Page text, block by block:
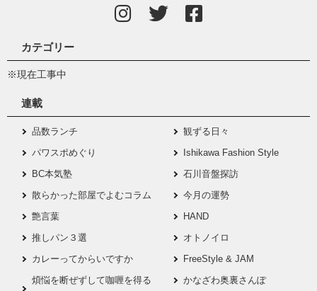
カテゴリー
※現在工事中
連載
品数ランチ
観ずる日々
パワスポめぐり
Ishikawa Fashion Style
BC本気塾
石川音盤探訪
散らかった部屋でよむコラム
今月の運勢
艶言葉
HAND
推しパン３選
オトノイロ
カレーってからいですか
FreeStyle & JAM
煩悩を断ぜずして咖喱を得る
かなざわ奥裏さんぽ